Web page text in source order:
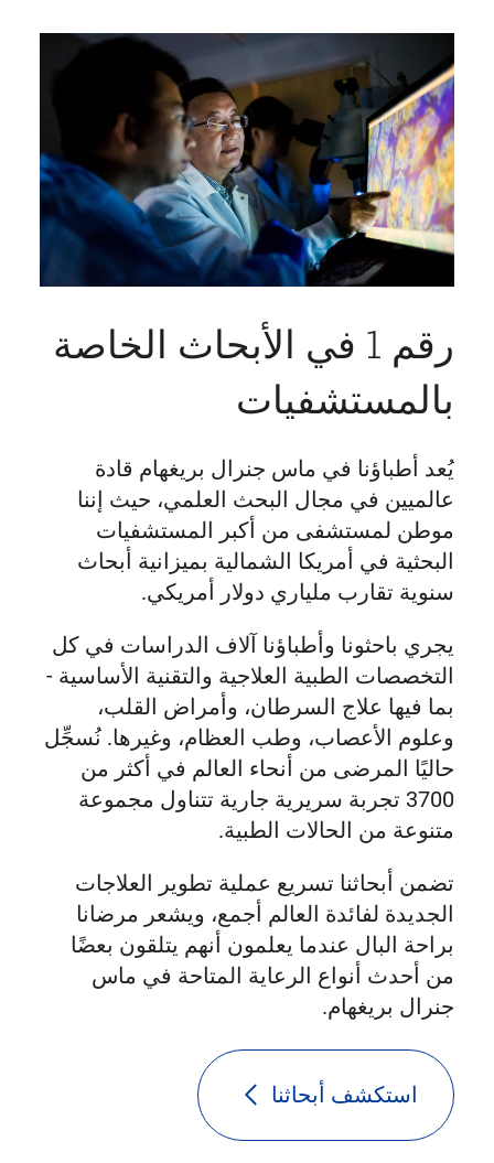
رقم 1 في الأبحاث الخاصة
بالمستشفيات
يُعد أطباؤنا في ماس جنرال بريغهام قادة
عالميين في مجال البحث العلمي، حيث إننا
موطن لمستشفى من أكبر المستشفيات
البحثية في أمريكا الشمالية بميزانية أبحاث
سنوية تقارب ملياري دولار أمريكي.
يجري باحثونا وأطباؤنا آلاف الدراسات في كل
التخصصات الطبية العلاجية والتقنية الأساسية -
بما فيها علاج السرطان، وأمراض القلب،
وعلوم الأعصاب، وطب العظام، وغيرها. نُسجِّل
حاليًا المرضى من أنحاء العالم في أكثر من
3700 تجربة سريرية جارية تتناول مجموعة
متنوعة من الحالات الطبية.
تضمن أبحاثنا تسريع عملية تطوير العلاجات
الجديدة لفائدة العالم أجمع، ويشعر مرضانا
براحة البال عندما يعلمون أنهم يتلقون بعضًا
من أحدث أنواع الرعاية المتاحة في ماس
جنرال بريغهام.
استكشف أبحاثنا